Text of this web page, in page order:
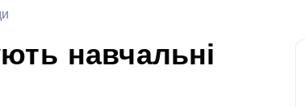
навчальні